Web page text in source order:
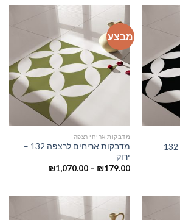
מבצע
מדבקות אריחי רצפה
מדבקות אריחים לרצפה 132 –
ירוק
₪179.00
–
₪1,070.00